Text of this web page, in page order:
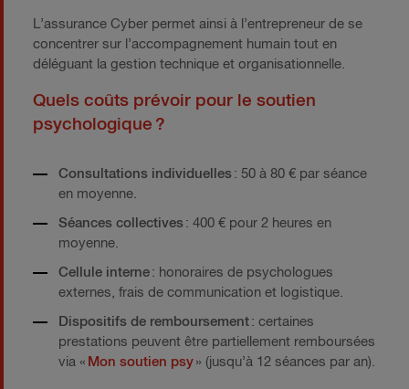
L’assurance Cyber permet ainsi à l’entrepreneur de se
concentrer sur l’accompagnement humain tout en
déléguant la gestion technique et organisationnelle.
Quels coûts prévoir pour le soutien
psychologique ?
Consultations individuelles : 50 à 80 € par séance
en moyenne.
Séances collectives : 400 € pour 2 heures en
moyenne.
Cellule interne : honoraires de psychologues
externes, frais de communication et logistique.
Dispositifs de remboursement : certaines
prestations peuvent être partiellement remboursées
via « Mon soutien psy » (jusqu’à 12 séances par an).